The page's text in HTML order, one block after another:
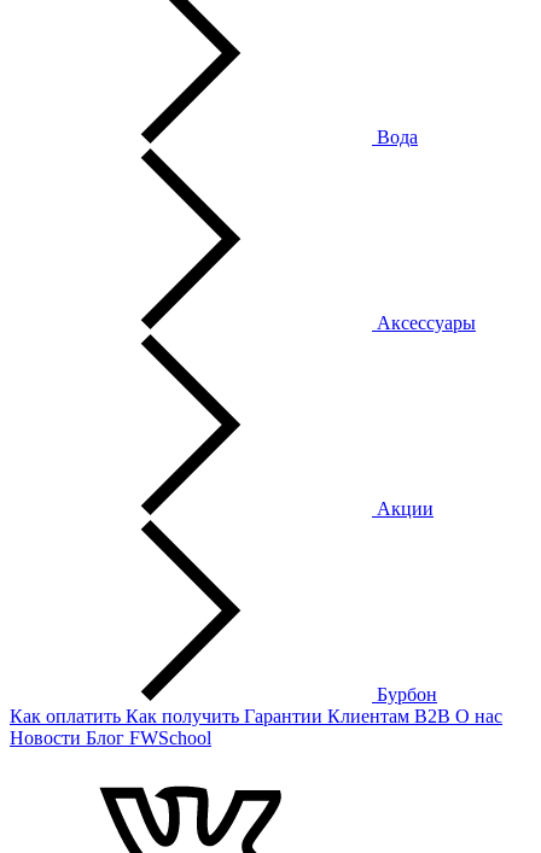
Вода
Аксессуары
Акции
Бурбон
Как оплатить Как получить Гарантии Клиентам B2B О нас
Новости Блог FWSchool